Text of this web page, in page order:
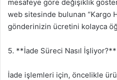
mesafeye göre değişiklik
web sitesinde bulunan “Kargo
gönderinizin ücretini kolayca
5. **İade Süreci Nasıl İşliyor?**
İade işlemleri için, öncelikle